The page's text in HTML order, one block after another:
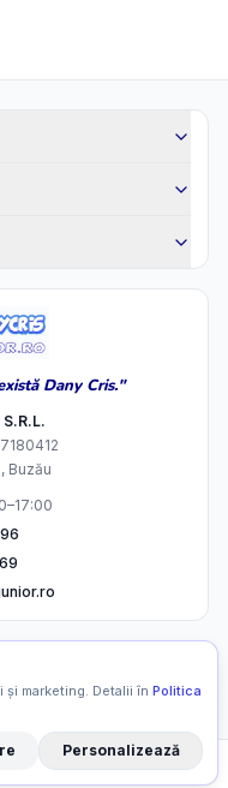
Dany Cris."
Buzău
drepturile rezervate.
marketing. Detalii în Politica
Personalizează